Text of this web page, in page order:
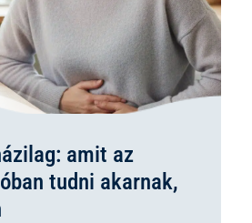
amit az
tudni akarnak,